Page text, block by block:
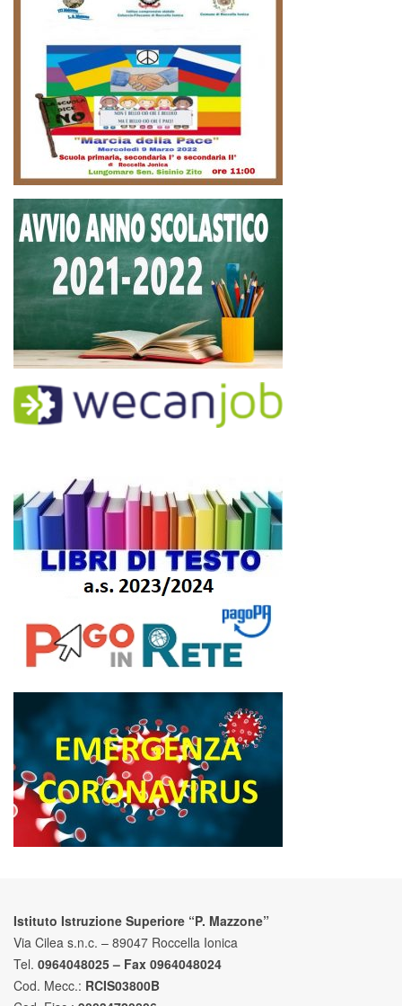
Istituto Istruzione Superiore “P. Mazzone”
Via Cilea s.n.c. – 89047 Roccella Ionica
Tel. 0964048025 – Fax 0964048024
Cod. Mecc.: RCIS03800B